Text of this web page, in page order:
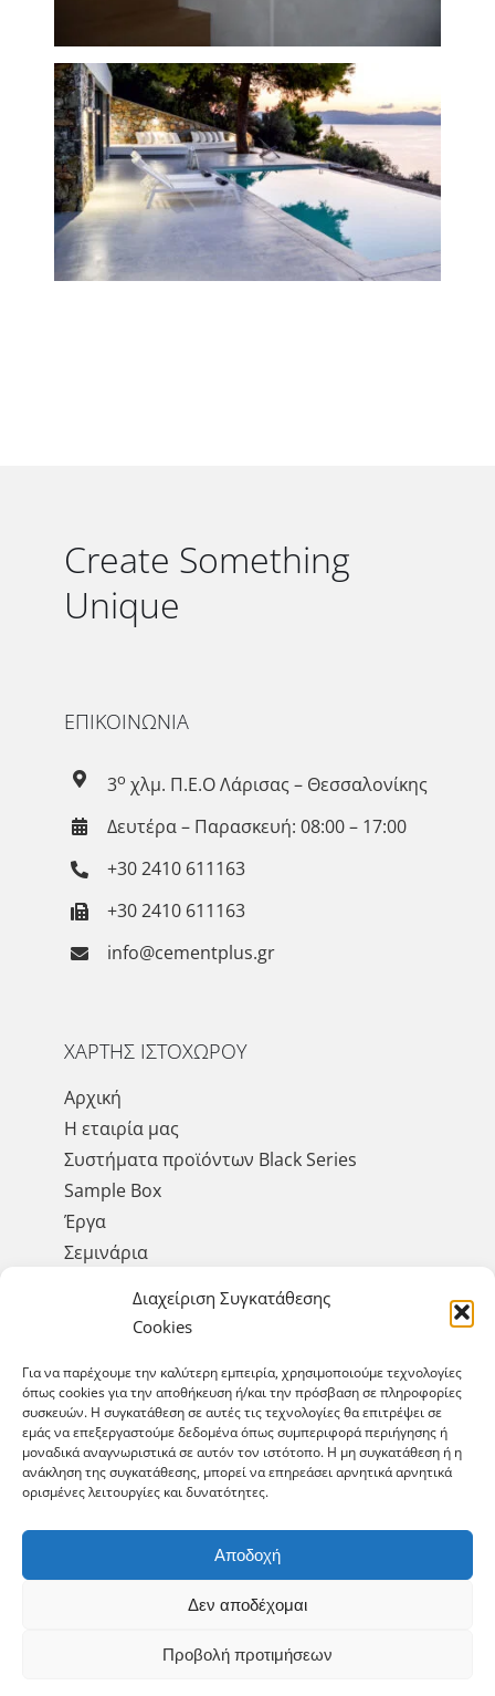
Διαχείριση Συγκατάθεσης
Cookies
Για να παρέχουμε την καλύτερη εμπειρία, χρησιμοποιούμε τεχνολογίες
όπως cookies για την αποθήκευση ή/και την πρόσβαση σε πληροφορίες
συσκευών. Η συγκατάθεση σε αυτές τις τεχνολογίες θα επιτρέψει σε
εμάς να επεξεργαστούμε δεδομένα όπως συμπεριφορά περιήγησης ή
μοναδικά αναγνωριστικά σε αυτόν τον ιστότοπο. Η μη συγκατάθεση ή η
ανάκληση της συγκατάθεσης, μπορεί να επηρεάσει αρνητικά αρνητικά
ορισμένες λειτουργίες και δυνατότητες.
Αποδοχή
Δεν αποδέχομαι
Προβολή προτιμήσεων
Create Something
Unique
ΕΠΙΚΟΙΝΩΝΙΑ
3ο χλμ. Π.Ε.Ο Λάρισας – Θεσσαλονίκης
Δευτέρα – Παρασκευή: 08:00 – 17:00
+30 2410 611163
+30 2410 611163
info@cementplus.gr
ΧΑΡΤΗΣ ΙΣΤΟΧΩΡΟΥ
Αρχική
Η εταιρία μας
Συστήματα προϊόντων Black Series
Sample Box
Έργα
Σεμινάρια
Επικοινωνία
GET SOCIAL
© Copyright 2025 Cement Plus. All Rights
Reserved. Designed & developed by